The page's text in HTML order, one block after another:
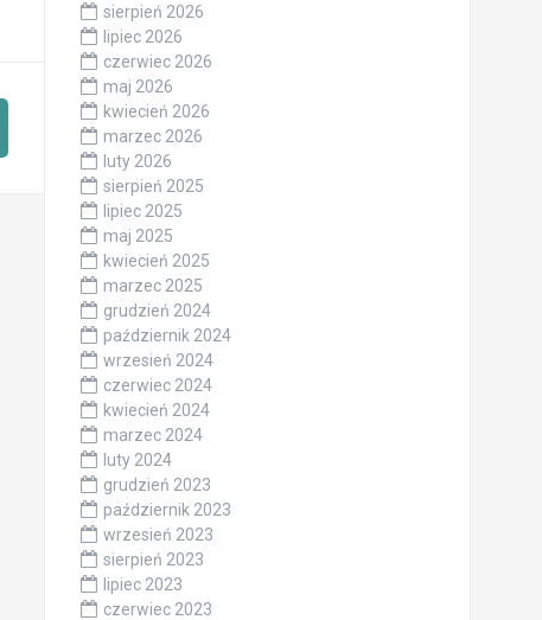
sierpień 2026
lipiec 2026
czerwiec 2026
maj 2026
kwiecień 2026
marzec 2026
luty 2026
sierpień 2025
lipiec 2025
maj 2025
kwiecień 2025
marzec 2025
grudzień 2024
październik 2024
wrzesień 2024
czerwiec 2024
kwiecień 2024
marzec 2024
luty 2024
grudzień 2023
październik 2023
wrzesień 2023
sierpień 2023
lipiec 2023
czerwiec 2023